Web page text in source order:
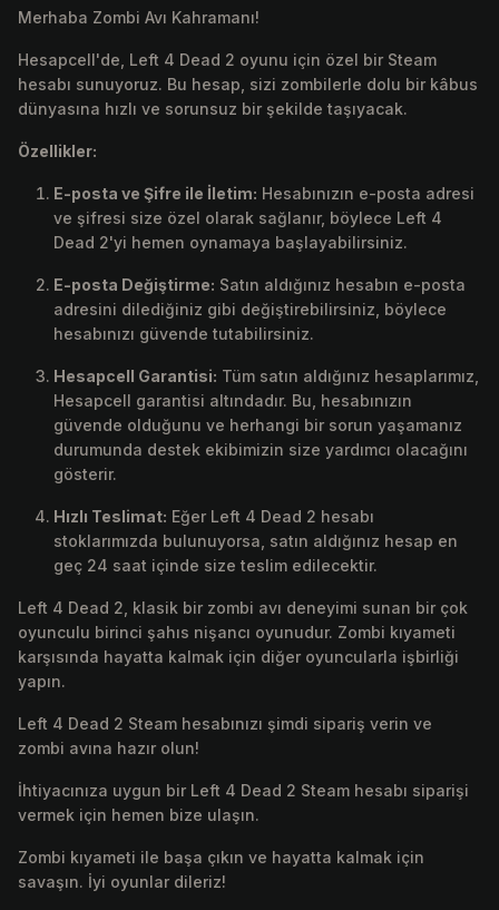
Merhaba Zombi Avı Kahramanı!
Hesapcell'de, Left 4 Dead 2 oyunu için özel bir Steam
hesabı sunuyoruz. Bu hesap, sizi zombilerle dolu bir kâbus
dünyasına hızlı ve sorunsuz bir şekilde taşıyacak.
Özellikler:
E-posta ve Şifre ile İletim: Hesabınızın e-posta adresi
ve şifresi size özel olarak sağlanır, böylece Left 4
Dead 2'yi hemen oynamaya başlayabilirsiniz.
E-posta Değiştirme: Satın aldığınız hesabın e-posta
adresini dilediğiniz gibi değiştirebilirsiniz, böylece
hesabınızı güvende tutabilirsiniz.
Hesapcell Garantisi: Tüm satın aldığınız hesaplarımız,
Hesapcell garantisi altındadır. Bu, hesabınızın
güvende olduğunu ve herhangi bir sorun yaşamanız
durumunda destek ekibimizin size yardımcı olacağını
gösterir.
Hızlı Teslimat: Eğer Left 4 Dead 2 hesabı
stoklarımızda bulunuyorsa, satın aldığınız hesap en
geç 24 saat içinde size teslim edilecektir.
Left 4 Dead 2, klasik bir zombi avı deneyimi sunan bir çok
oyunculu birinci şahıs nişancı oyunudur. Zombi kıyameti
karşısında hayatta kalmak için diğer oyuncularla işbirliği
yapın.
Left 4 Dead 2 Steam hesabınızı şimdi sipariş verin ve
zombi avına hazır olun!
İhtiyacınıza uygun bir Left 4 Dead 2 Steam hesabı siparişi
vermek için hemen bize ulaşın.
Zombi kıyameti ile başa çıkın ve hayatta kalmak için
savaşın. İyi oyunlar dileriz!